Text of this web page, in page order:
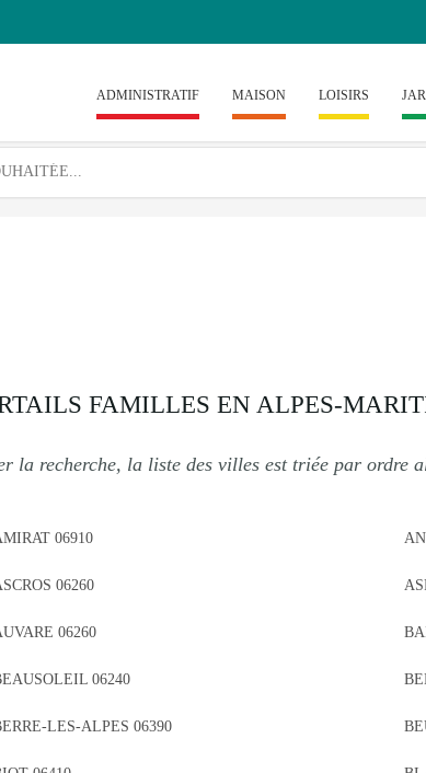
ADMINISTRATIF MAISON LOISIRS
FAMILLES EN ALPES-
la recherche, la liste des villes est triée par ordre
06910
06260
06260
06240
LES-ALPES 06390